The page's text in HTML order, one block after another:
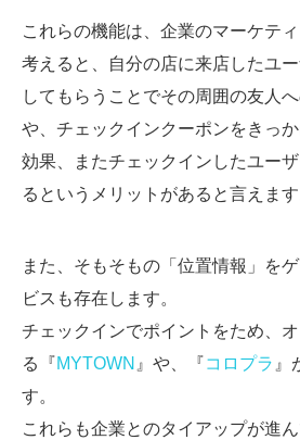
これらの機能は、企業のマーケテ
考えると、自分の店に来店したユ
してもらうことでその周囲の友人
や、チェックインクーポンをきっ
効果、またチェックインしたユー
るというメリットがあると言えます
また、そもそもの「位置情報」を
ビスも存在します。
チェックインでポイントをため、
る『MYTOWN 』や、『コロプラ 』
す。
これらも企業とのタイアップが進